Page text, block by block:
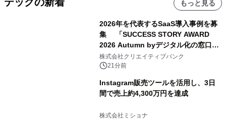
もっと見る
2026年を代表するSaaS導入事例を募
集 「SUCCESS STORY AWARD
2026 Autumn byデジタル化の窓口」
開催
株式会社クリエイティブバンク
21分前
Instagram販売ツールを活用し、3日
間で売上約4,300万円を達成
株式会社ミショナ